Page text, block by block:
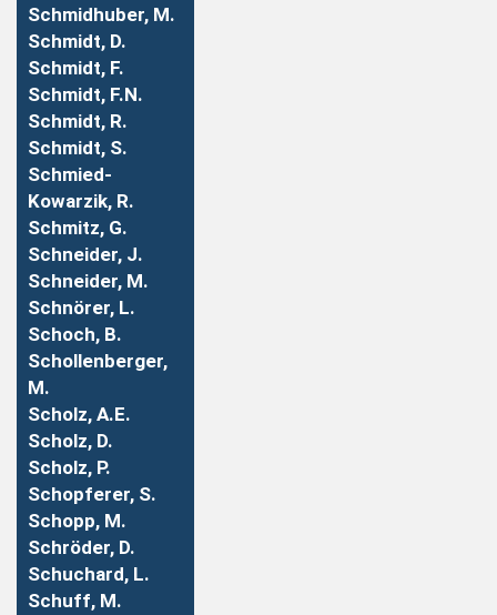
Schmidhuber, M.
Schmidt, D.
Schmidt, F.
Schmidt, F.N.
Schmidt, R.
Schmidt, S.
Schmied-
Kowarzik, R.
Schmitz, G.
Schneider, J.
Schneider, M.
Schnörer, L.
Schoch, B.
Schollenberger,
M.
Scholz, A.E.
Scholz, D.
Scholz, P.
Schopferer, S.
Schopp, M.
Schröder, D.
Schuchard, L.
Schuff, M.